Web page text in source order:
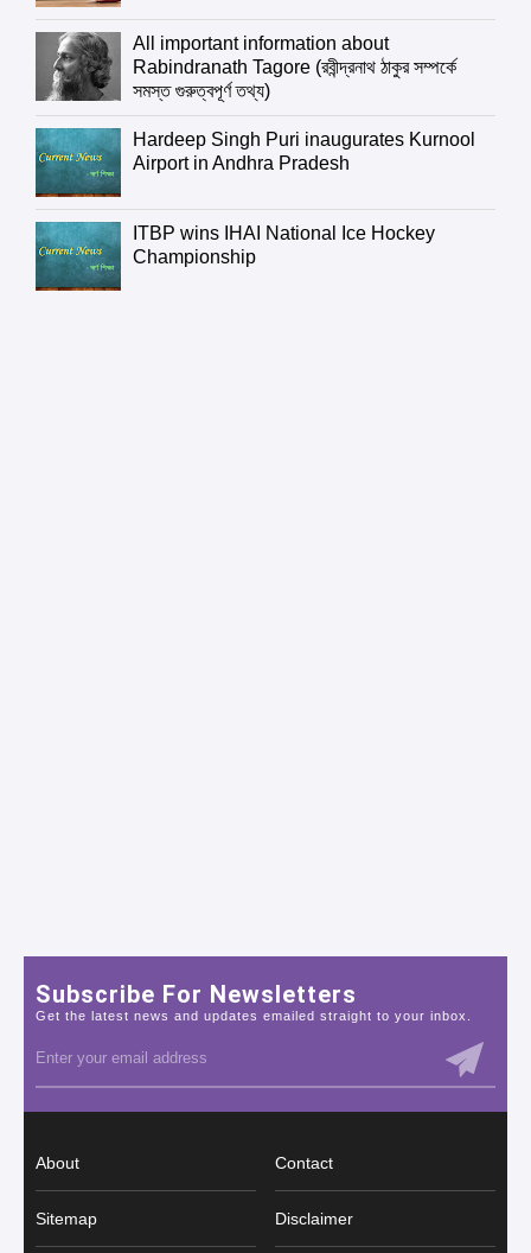
All important information about
Rabindranath Tagore (রবীন্দ্রনাথ ঠাকুর সম্পর্কে
সমস্ত গুরুত্বপূর্ণ তথ্য)
Hardeep Singh Puri inaugurates Kurnool
Airport in Andhra Pradesh
ITBP wins IHAI National Ice Hockey
Championship
Subscribe For Newsletters
Get the latest news and updates emailed straight to your inbox.
About Contact
Sitemap Disclaimer